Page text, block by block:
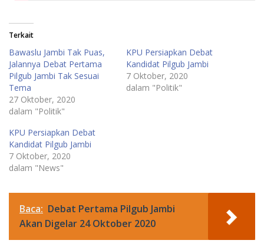
Terkait
Bawaslu Jambi Tak Puas,
Jalannya Debat Pertama
Pilgub Jambi Tak Sesuai
Tema
27 Oktober, 2020
dalam "Politik"
KPU Persiapkan Debat
Kandidat Pilgub Jambi
7 Oktober, 2020
dalam "Politik"
KPU Persiapkan Debat
Kandidat Pilgub Jambi
7 Oktober, 2020
dalam "News"
Baca: Debat Pertama Pilgub Jambi
Akan Digelar 24 Oktober 2020